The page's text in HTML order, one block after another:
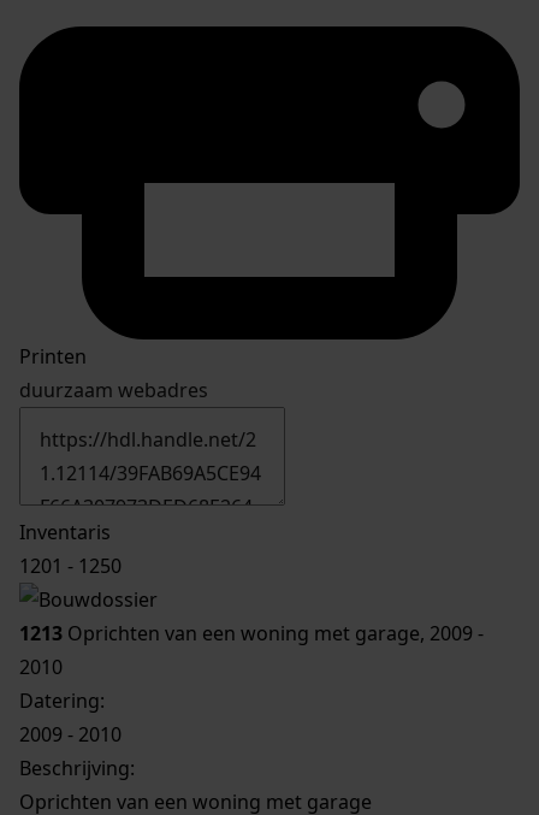
Printen
duurzaam webadres
Inventaris
1201 - 1250
1213 Oprichten van een woning met garage, 2009 -
2010
Datering:
2009 - 2010
Beschrijving:
Oprichten van een woning met garage